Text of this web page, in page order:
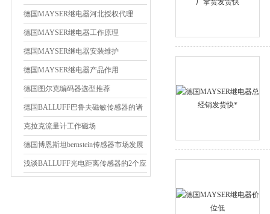
德国MAYSER继电器河北授权代理
德国MAYSER继电器工作原理
德国MAYSER继电器安装维护
德国MAYSER继电器产品作用
德国图尔克编码器选型推荐
德国BALLUFF巴鲁夫磁敏传感器的诸
多优势
克拉克流量计工作磁场
德国博恩斯坦bernstein传感器市场发展
需要
浅谈BALLUFF光电距离传感器的2个应